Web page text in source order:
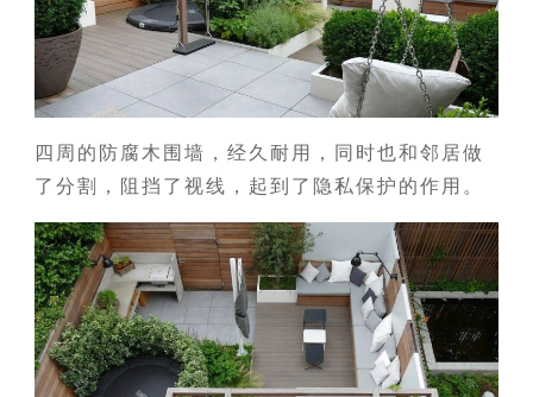
四周的防腐木围墙，经久耐用，同时也和邻居做
了分割，阻挡了视线，起到了隐私保护的作用。